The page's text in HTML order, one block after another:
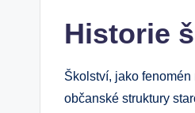
Historie
Školství, jako
občanské struktury